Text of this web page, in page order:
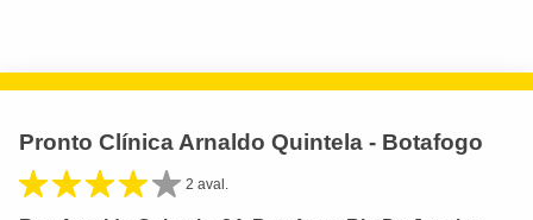
Pronto Clínica Arnaldo Quintela - Botafogo
2 aval.